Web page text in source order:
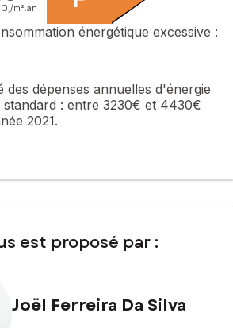
un garage, un atelier et une cave
de cette propriété, offrant ainsi
plaisant et bien aménagé.
sur le site Géorisques :
SAFTI : Joël FERREIRA DA SILVA,
m². an
énergétique excessive :
des dépenses annuelles d'énergie
: entre 3230€ et 4430€
2021.
est proposé par :
Joël Ferreira Da Silva